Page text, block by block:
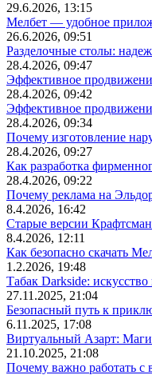
29.6.2026, 13:15
Мелбет — удобное
26.6.2026, 09:51
Разделочные столы:
28.4.2026, 09:47
Эффективное
28.4.2026, 09:42
Эффективное
28.4.2026, 09:34
Почему изготовление
28.4.2026, 09:27
Как разработка
28.4.2026, 09:22
Почему реклама на
8.4.2026, 16:42
Старые версии
8.4.2026, 12:11
Как безопасно скачать
1.2.2026, 19:48
Табак Darkside:
27.11.2025, 21:04
Безопасный путь к
6.11.2025, 17:08
Виртуальный Азарт:
21.10.2025, 21:08
Почему важно работать с